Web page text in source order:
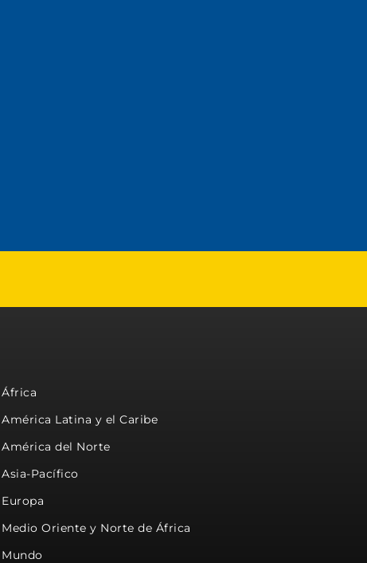
África
América Latina y el Caribe
América del Norte
Asia-Pacífico
Europa
Medio Oriente y Norte de África
Mundo